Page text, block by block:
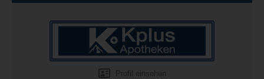
Profil einsehen